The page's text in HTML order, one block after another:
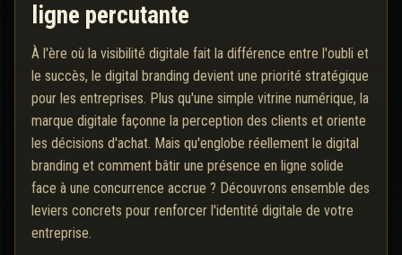
ligne percutante
À l'ère où la visibilité digitale fait la différence entre l'oubli et
le succès, le digital branding devient une priorité stratégique
pour les entreprises. Plus qu'une simple vitrine numérique, la
marque digitale façonne la perception des clients et oriente
les décisions d'achat. Mais qu'englobe réellement le digital
branding et comment bâtir une présence en ligne solide
face à une concurrence accrue ? Découvrons ensemble des
leviers concrets pour renforcer l'identité digitale de votre
entreprise.